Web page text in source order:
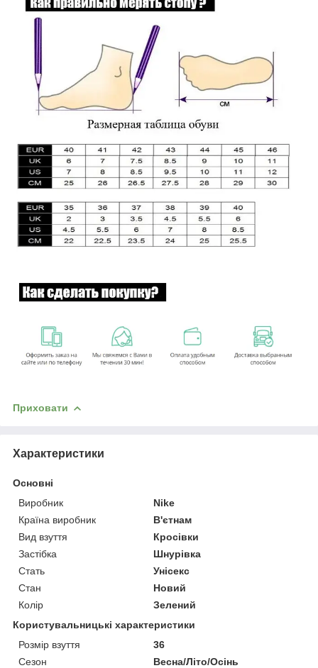
Приховати
Характеристики
Основні
Виробник
Nike
Країна виробник
В'єтнам
Вид взуття
Кросівки
Застібка
Шнурівка
Стать
Унісекс
Стан
Новий
Колір
Зелений
Користувальницькі характеристики
Розмір взуття
36
Сезон
Весна/Літо/Осінь